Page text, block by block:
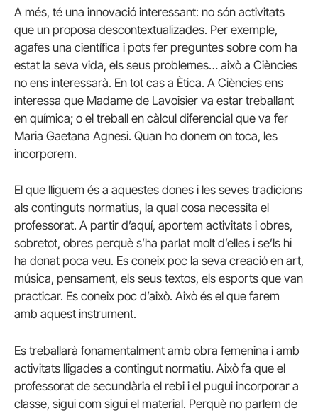
A més, té una innovació interessant: no són activitats
que un proposa descontextualizades. Per exemple,
agafes una científica i pots fer preguntes sobre com ha
estat la seva vida, els seus problemes… això a Ciències
no ens interessarà. En tot cas a Ètica. A Ciències ens
interessa que Madame de Lavoisier va estar treballant
en química; o el treball en càlcul diferencial que va fer
Maria Gaetana Agnesi. Quan ho donem on toca, les
incorporem.
El que lliguem és a aquestes dones i les seves tradicions
als continguts normatius, la qual cosa necessita el
professorat. A partir d’aquí, aportem activitats i obres,
sobretot, obres perquè s’ha parlat molt d’elles i se’ls hi
ha donat poca veu. Es coneix poc la seva creació en art,
música, pensament, els seus textos, els esports que van
practicar. Es coneix poc d’això. Això és el que farem
amb aquest instrument.
Es treballarà fonamentalment amb obra femenina i amb
activitats lligades a contingut normatiu. Això fa que el
professorat de secundària el rebi i el pugui incorporar a
classe, sigui com sigui el material. Perquè no parlem de